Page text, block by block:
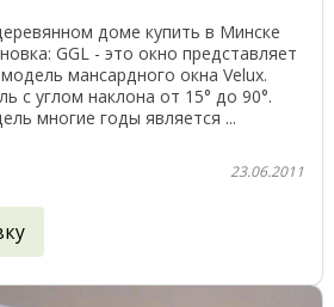
доме купить в Минске
GGL - это окно представляет
мансардного окна Velux.
с углом наклона от 15° до 90°.
многие годы является ...
23.06.2011